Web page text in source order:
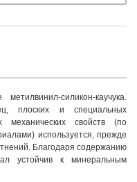
силикон-каучука.
плоских и специальных
механических свойств (по
используется, прежде
Благодаря содержанию
устойчив к минеральным